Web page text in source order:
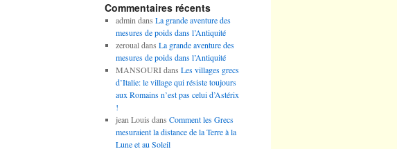
Commentaires récents
admin dans La grande aventure des
mesures de poids dans l’Antiquité
zeroualdans La grande aventure des
mesures de poids dans l’Antiquité
MANSOURIdans Les villages grecs
d’Italie: le village qui résiste toujours
aux Romains n’est pas celui d’Astérix
!
jean Louis dans Comment les Grecs
mesuraient la distance de la Terre à la
Lune et au Soleil